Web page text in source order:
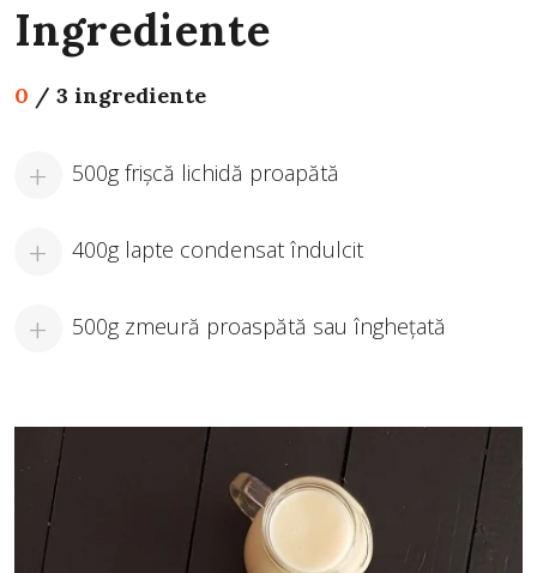
Ingrediente
0 / 3 ingrediente
500g frișcă lichidă proapătă
400g lapte condensat îndulcit
500g zmeură proaspătă sau înghețată